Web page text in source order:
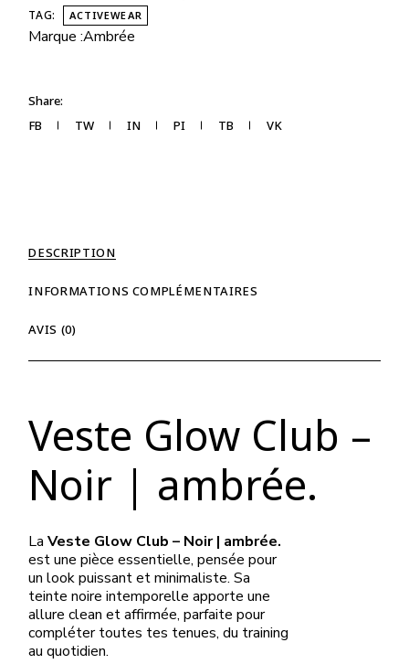
TAG:
ACTIVEWEAR
Marque :Ambrée
Share:
FB
TW IN PI TB VK
DESCRIPTION
INFORMATIONS COMPLÉMENTAIRES
AVIS (0)
Veste Glow Club –
Noir | ambrée.
LaVeste Glow Club – Noir | ambrée.
est une pièce essentielle, pensée pour
un look puissant et minimaliste. Sa
teinte noire intemporelle apporte une
allure clean et affirmée, parfaite pour
compléter toutes tes tenues, du training
au quotidien.